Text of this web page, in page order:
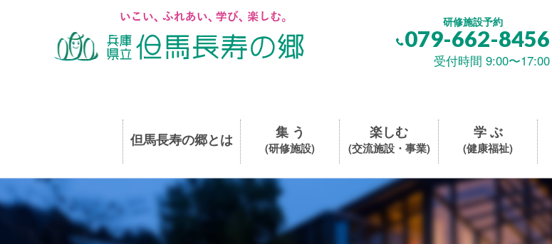
研修施設予約
079-662-8456
受付時間 9:00〜17:00
但馬長寿の郷とは 集 う
(研修施設)
楽しむ
(交流施設・事業)
学 ぶ
(健康福祉)